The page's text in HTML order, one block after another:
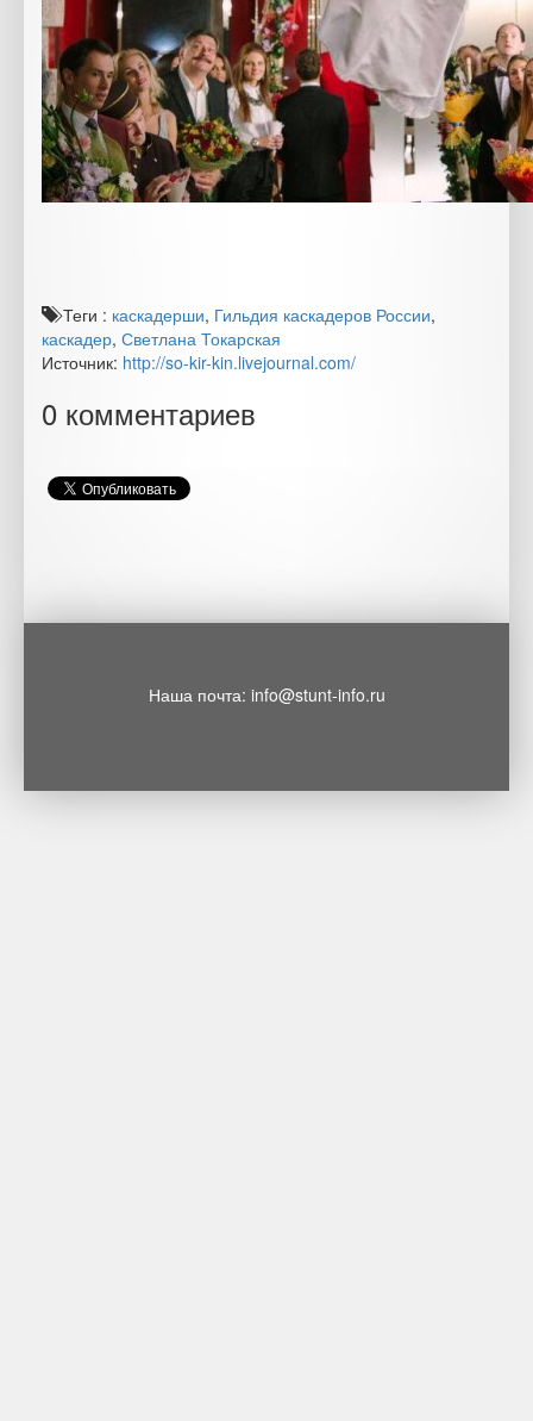
Теги : каскадерши, Гильдия каскадеров России,
каскадер, Светлана Токарская
Источник: http://so-kir-kin.livejournal.com/
0 комментариев
Наша почта: info@stunt-info.ru